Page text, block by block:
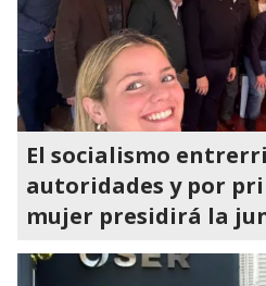
El socialismo
autoridades y por
mujer presidirá la